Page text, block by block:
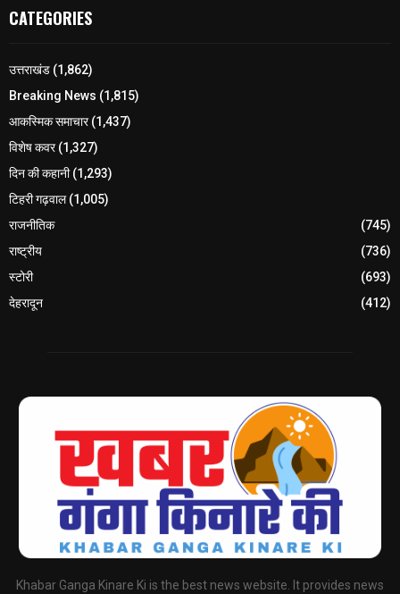
CATEGORIES
उत्तराखंड (1,862)
Breaking News (1,815)
आकस्मिक समाचार(1,437)
विशेष कवर(1,327)
दिन की कहानी(1,293)
टिहरी गढ़वाल(1,005)
राजनीतिक
(745)
राष्ट्रीय
(736)
स्टोरी
(693)
देहरादून
(412)
Khabar Ganga Kinare Ki is the best news website. It provides news